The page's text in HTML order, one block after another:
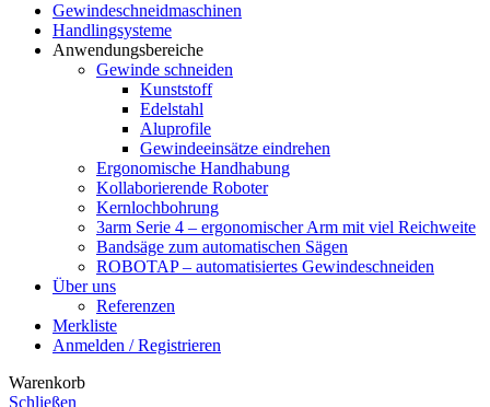
Gewindeschneidmaschinen
Handlingsysteme
Anwendungsbereiche
Gewinde schneiden
Kunststoff
Edelstahl
Aluprofile
Gewindeeinsätze eindrehen
Ergonomische Handhabung
Kollaborierende Roboter
Kernlochbohrung
3arm Serie 4 – ergonomischer Arm mit viel Reichweite
Bandsäge zum automatischen Sägen
ROBOTAP – automatisiertes Gewindeschneiden
Über uns
Referenzen
Merkliste
Anmelden / Registrieren
Warenkorb
Schließen